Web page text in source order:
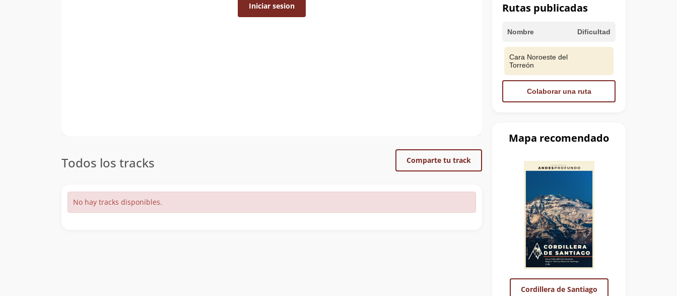
Rutas publicadas
Nombre Dificultad
Cara Noroeste del
Torreón
Colaborar una ruta
Mapa recomendado
Cordillera de Santiago
Iniciar sesion
Todos los tracks Comparte tu track
No hay tracks disponibles.